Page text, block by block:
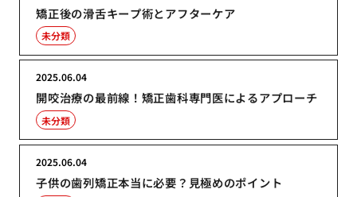
矯正後の滑舌キープ術とアフターケア
未分類
開咬治療の最前線！矯正歯科専門医によるアプローチ
2025.06.04
未分類
子供の歯列矯正本当に必要？見極めのポイント
2025.06.04